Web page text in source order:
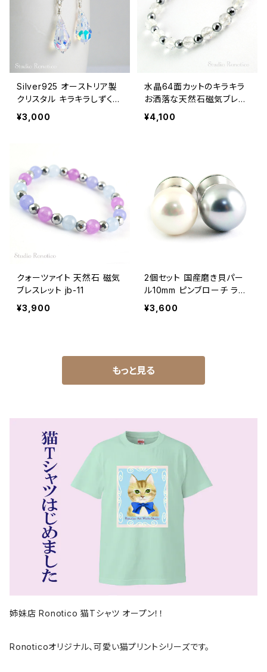
Silver925 オーストリア製
クリスタル キラキラしずく
ピアス pi-114ms
¥3,000
水晶64面カットのキラキラ
お洒落な天然石磁気ブレス
レット jb-9
¥4,100
クォーツァイト 天然石 磁気
ブレスレット jb-11
¥3,900
2個セット 国産磨き貝パー
ル10mm ピンブローチ ラペ
ルピン タイタック メンズ レ
ディース ホワイト＆シルバ
¥3,600
もっと見る
姉妹店 Ronotico 猫Tシャツ オープン！！
Ronoticoオリジナル、可愛い猫プリントシリーズです。